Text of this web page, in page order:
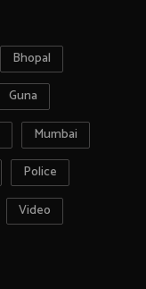
Bhopal
Guna
Mumbai
Police
Video